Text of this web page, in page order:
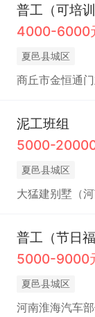
普工（可培
4000-6000
夏邑县城区
商丘市金恒通
泥工班组
5000-
夏邑县城区
大猛建别墅（
普工（节日福
5000-9000
夏邑县城区
河南淮海汽车